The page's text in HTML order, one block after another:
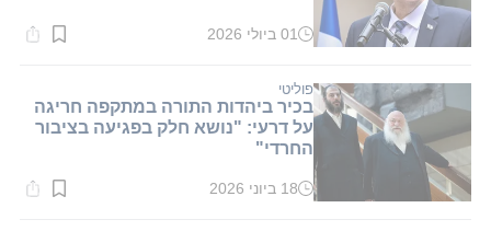
זמן
דקות.
01 ביולי 2026
פוליטי
בכיר ביהדות התורה במתקפה חריגה
על דרעי: "נושא חלק בפגיעה בציבור
החרדי"
זמן18 ביוני 2026